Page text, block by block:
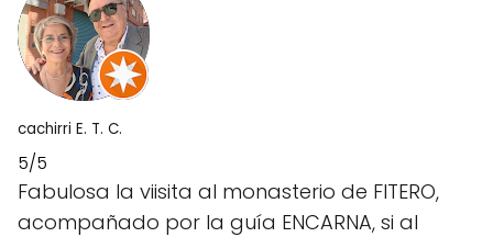
cachirri E. T. C.
5/5
Fabulosa la viisita al monasterio de FITERO,
acompañado por la guía ENCARNA, si al